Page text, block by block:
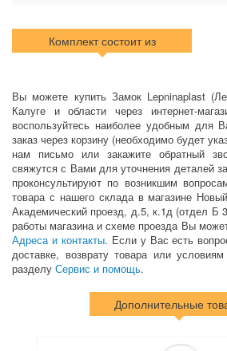
Комплект состоит из
Вы можете купить Замок Lepninaplast
Калуге и области через интернет-
воспользуйтесь наиболее удобным для
заказ через корзину (необходимо будет
нам письмо или закажите обратный
свяжутся с Вами для уточнения деталей
проконсультируют по возникшим
товара с нашего склада в магазине
Академический проезд, д.5, к.1д (отдел Б
работы магазина и схеме проезда Вы
Адреса и контакты. Если у Вас есть
доставке, возврату товара или
разделу Сервис и помощь.
Дополнительные